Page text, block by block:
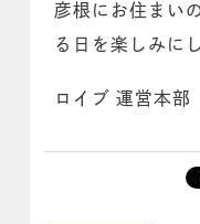
彦根にお住まい
る日を楽しみに
ロイブ 運営本部